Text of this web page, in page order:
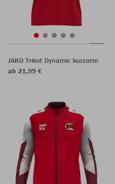
JAKO Trikot Dynamic kurzarm
ab 21,99 €